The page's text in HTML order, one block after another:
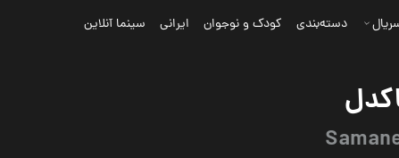
دسته‌بندی کودک و نوجوان ایرانی سینما آنلاین